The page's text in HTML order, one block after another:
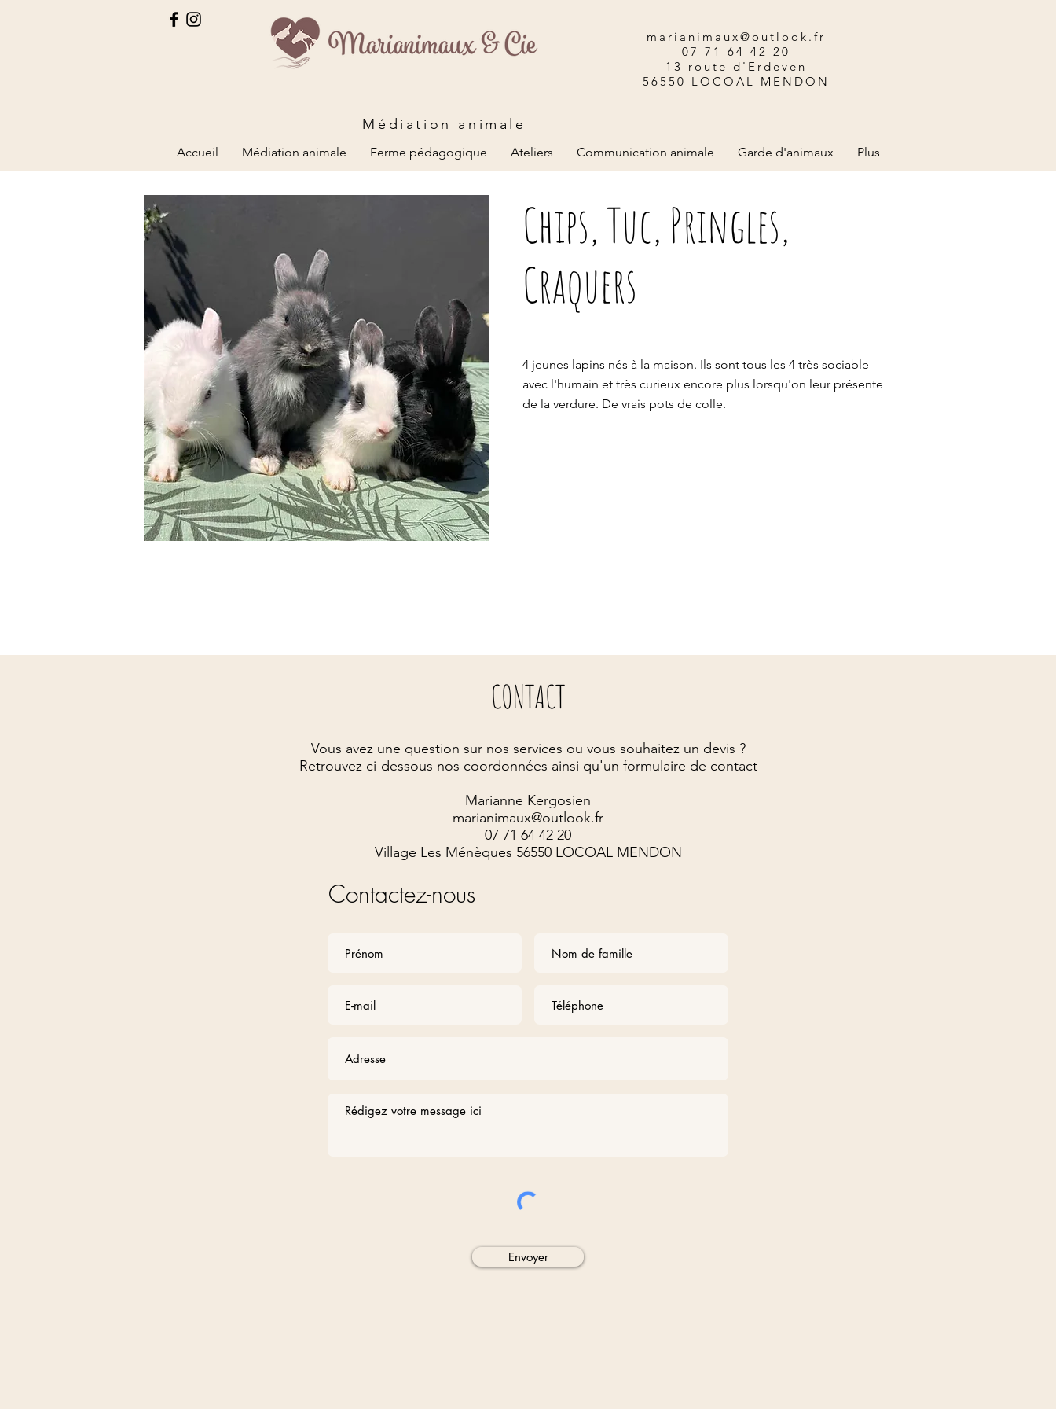
marianimaux@outlook.fr
07 71 64 42 20
13 route d'Erdeven
56550 LOCOAL MENDON
Médiation animale
Accueil Médiation animale Ferme pédagogique Ateliers Communication animale Garde d'animaux Plus
Chips, Tuc, Pringles,
Craquers
4 jeunes lapins nés à la maison. Ils sont tous les 4 très sociable
avec l'humain et très curieux encore plus lorsqu'on leur présente
de la verdure. De vrais pots de colle.
CONTACT
Vous avez une question sur nos services ou vous souhaitez un devis ?
Retrouvez ci-dessous nos coordonnées ainsi qu'un formulaire de contact
Marianne Kergosien
marianimaux@outlook.fr
07 71 64 42 20
Village Les Ménèques 56550 LOCOAL MENDON
Contactez-nous
Envoyer